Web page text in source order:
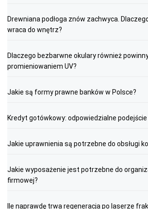
Drewniana podłoga znów zachwyca.
wraca do wnętrz?
Dlaczego bezbarwne okulary również
promieniowaniem UV?
Jakie są formy prawne banków w Polsce?
Kredyt gotówkowy: odpowiedzialne podejście
Jakie uprawnienia są potrzebne do obsługi
Jakie wyposażenie jest potrzebne do
firmowej?
Ile naprawdę trwa regeneracja po laserze